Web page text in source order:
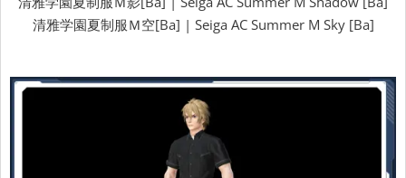
清雅学園夏制服Ｍ空[Ba] | Seiga AC Summer M Sky [Ba]